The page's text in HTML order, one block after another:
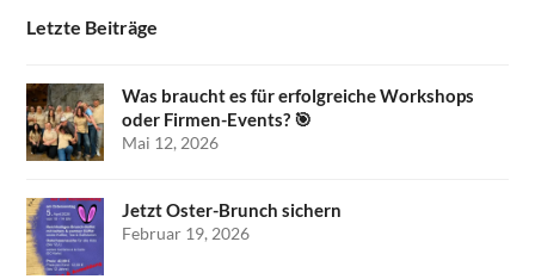
Letzte Beiträge
Was braucht es für erfolgreiche Workshops
oder Firmen-Events? 🎯
Mai 12, 2026
Jetzt Oster-Brunch sichern
Februar 19, 2026